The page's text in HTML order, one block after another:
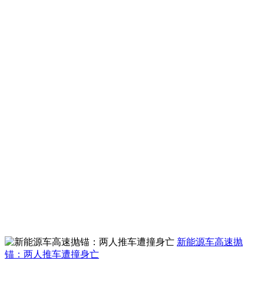
新能源车高速抛
锚：两人推车遭撞身亡